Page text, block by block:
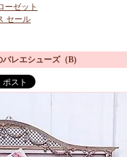
ーゼット
セール
レエシューズ（B)